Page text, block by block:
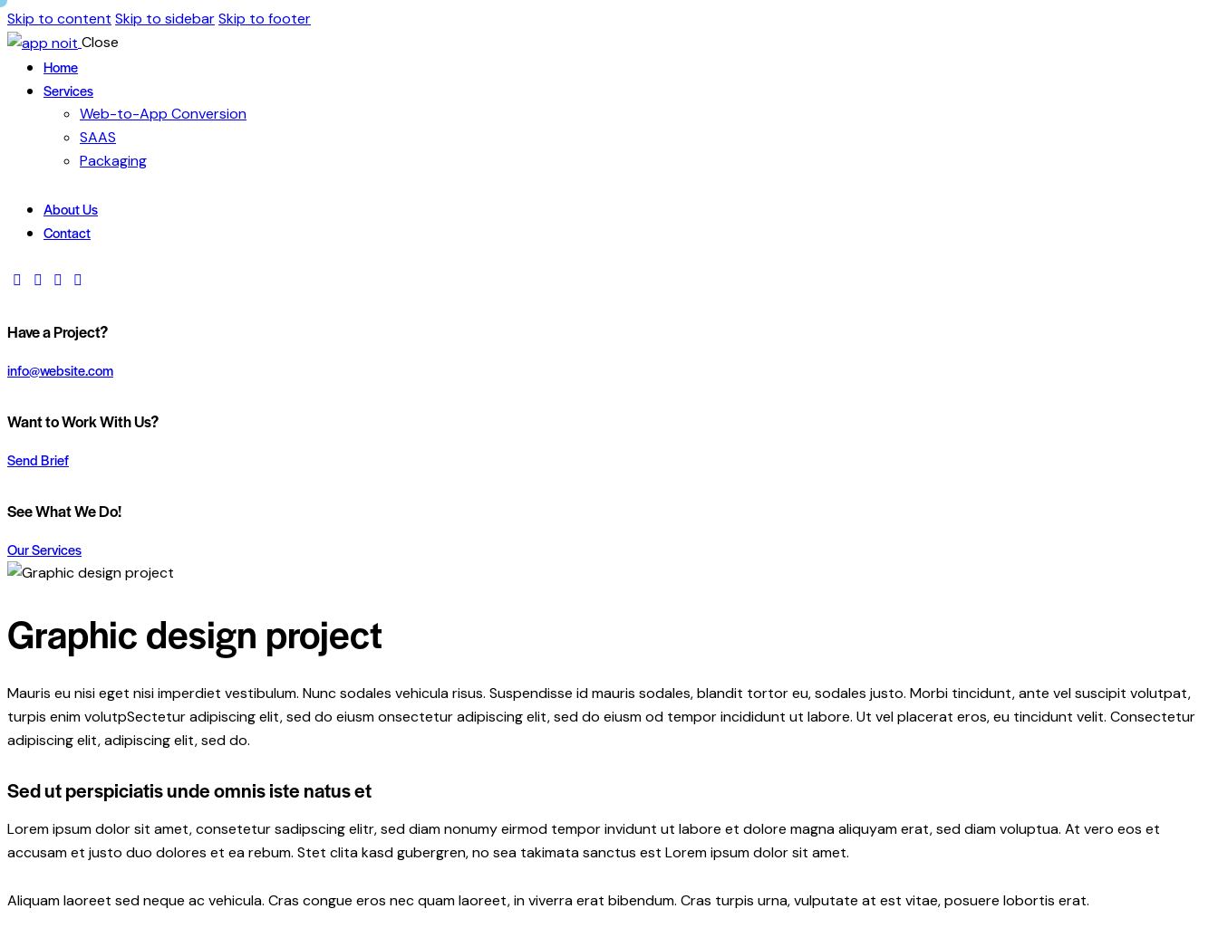
Skip to content Skip to sidebarSkip to footer
Close
Home
Services
Web-to-App Conversion
SAAS
Packaging
About Us
Contact
Have a Project?
info@website.com
Want to Work With Us?
Send Brief
See What We Do!
Our Services$299
Graphic design project
Mauris eu nisi eget nisi imperdiet vestibulum. Nunc sodales vehicula risus. Suspendisse id mauris sodales, blandit tortor eu, sodales justo. Morbi tincidunt, ante vel suscipit volutpat,
turpis enim volutpSectetur adipiscing elit, sed do eiusm onsectetur adipiscing elit, sed do eiusm od tempor incididunt ut labore. Ut vel placerat eros, eu tincidunt velit. Consectetur
adipiscing elit, adipiscing elit, sed do.
Sed ut perspiciatis unde omnis iste natus et
Lorem ipsum dolor sit amet, consetetur sadipscing elitr, sed diam nonumy eirmod tempor invidunt ut labore et dolore magna aliquyam erat, sed diam voluptua. At vero eos et
accusam et justo duo dolores et ea rebum. Stet clita kasd gubergren, no sea takimata sanctus est Lorem ipsum dolor sit amet.
Aliquam laoreet sed neque ac vehicula. Cras congue eros nec quam laoreet, in viverra erat bibendum. Cras turpis urna, vulputate at est vitae, posuere lobortis erat.